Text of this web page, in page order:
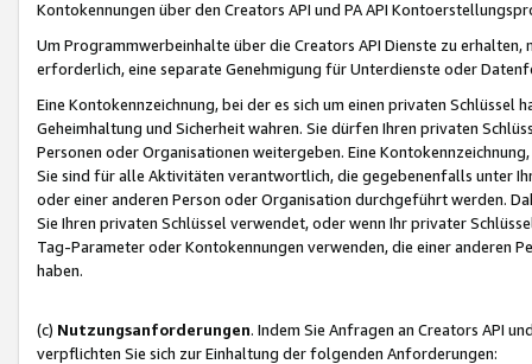
Kontokennungen über den Creators API und PA API
Um Programmwerbeinhalte über die Creators API Dienste zu
erforderlich, eine separate Genehmigung für Unterdienste oder
Eine Kontokennzeichnung, bei der es sich um einen privaten
Geheimhaltung und Sicherheit wahren. Sie dürfen Ihren privaten
Personen oder Organisationen weitergeben. Eine
Sie sind für alle Aktivitäten verantwortlich, die gegebenenfalls unter
oder einer anderen Person oder Organisation durchgeführt werden.
Sie Ihren privaten Schlüssel verwendet, oder wenn Ihr privater
Tag-Parameter oder Kontokennungen verwenden, die einer anderen
haben.
(c) Nutzungsanforderungen. Indem Sie Anfragen an Creators API
verpflichten Sie sich zur Einhaltung der folgenden Anforderungen: